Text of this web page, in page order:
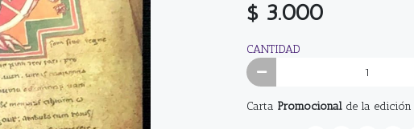
$ 3.000
CANTIDAD
Carta Promocional de la edición